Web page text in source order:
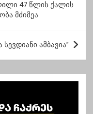
47 წლის ქალის
მძიმეა
სევდიანი ამბავია”